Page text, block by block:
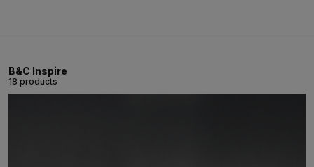
B&C Inspire
18 products